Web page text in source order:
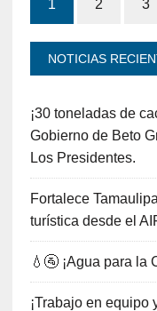
1 2 3
NOTICIAS
¡30 toneladas de
Gobierno de Beto
Los Presidentes.
Fortalece
turística desde el
💧🚰 ¡Agua para la
¡Trabajo en equipo